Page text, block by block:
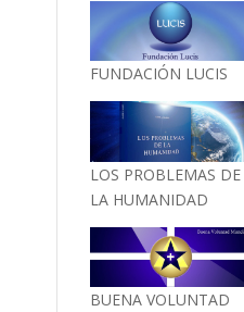
FUNDACIÓN LUCIS
LOS PROBLEMAS DE
LA HUMANIDAD
BUENA VOLUNTAD